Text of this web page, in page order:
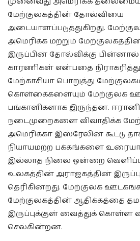
மேற்குலகத்தின் தோல்வியை
அடையாளப்படுத்துகிறது.
அமெரிக்க மற்றும்
இருப்பின் தோல்விக்கு பின்னால்
காரணிகள் என்பதை நிராகரித்து
மேற்காசியா பொறுத்து
கொள்கைகளையும் மேற்குலக
பங்காளிகளாக இருந்தன.
நடைமுறைகளை விவாதிக்க
அமெரிக்கா இஸ்ரேலின் கூட்டு
நியாயமற்ற பக்கங்களை
இல்லாத நிலை ஒன்றை
உலகத்தின் அராஜகத்தின்
தெரிகின்றது. மேற்குலக
மேற்குலகத்தின் ஆதிக்கத்தை
இருப்புக்குள் வைத்துக் கொள்ள
செல்கின்றன.